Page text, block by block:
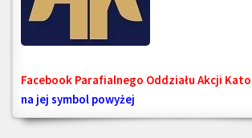
Facebook Parafialnego Oddziału Akcji
na jej symbol powyżej